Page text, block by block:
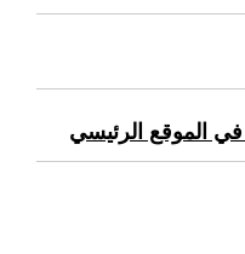
الموقع الرئيسي